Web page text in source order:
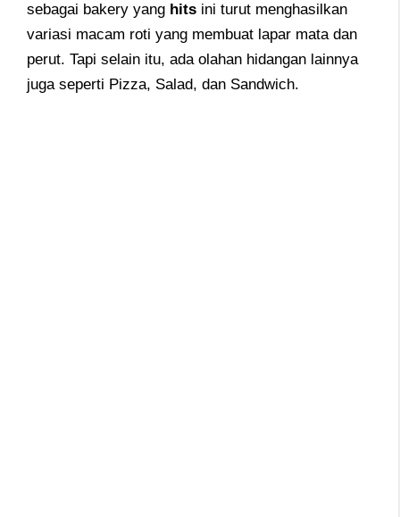
sebagai bakery yang hits ini turut menghasilkan
variasi macam roti yang membuat lapar mata dan
perut. Tapi selain itu, ada olahan hidangan lainnya
juga seperti Pizza, Salad, dan Sandwich.